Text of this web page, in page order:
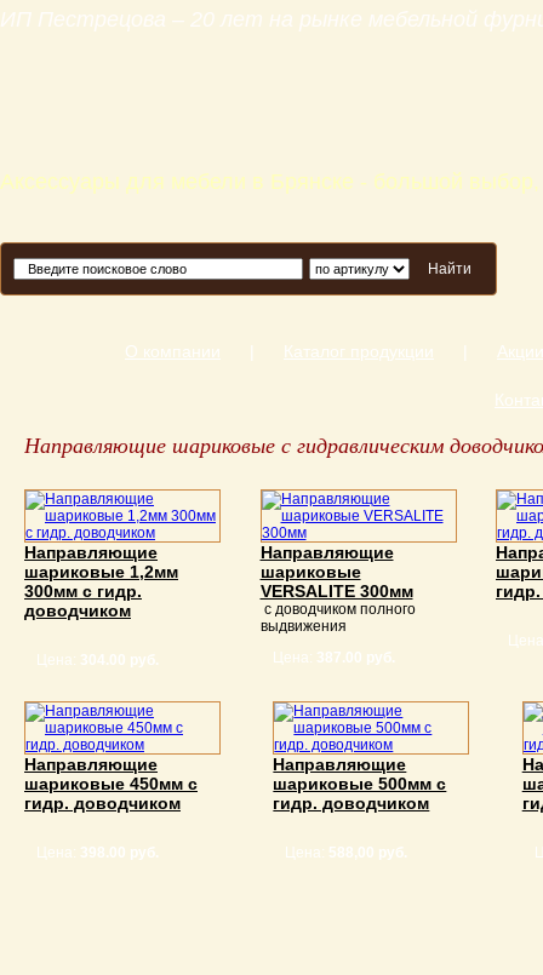
ИП Пестрецова – 20 лет на рынке мебельной
Аксессуары для мебели в Брянске - большой
Найти
О компании Каталог продукции
Направляющие шариковые с гидравлическим
Направляющие
шариковые 1,2мм
300мм с гидр.
доводчиком
Цена: 304.00 руб.
Направляющие
шариковые
VERSALITE 300мм
с доводчиком полного
выдвижения
Цена: 387.00 руб.
Направляющие
шариковые 450мм с
гидр. доводчиком
Цена: 398.00 руб.
Направляющие
шариковые 500мм с
гидр. доводчиком
Цена: 588,00 руб.